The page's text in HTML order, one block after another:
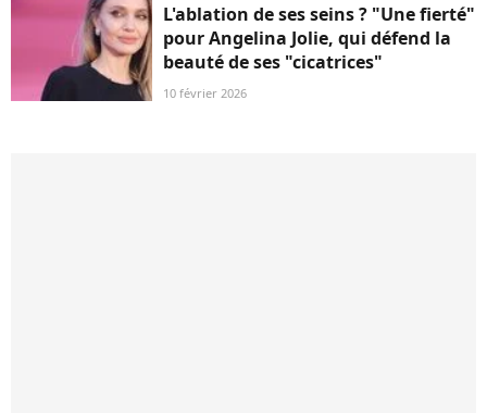
L'ablation de ses seins ? "Une fierté"
pour Angelina Jolie, qui défend la
beauté de ses "cicatrices"
10 février 2026